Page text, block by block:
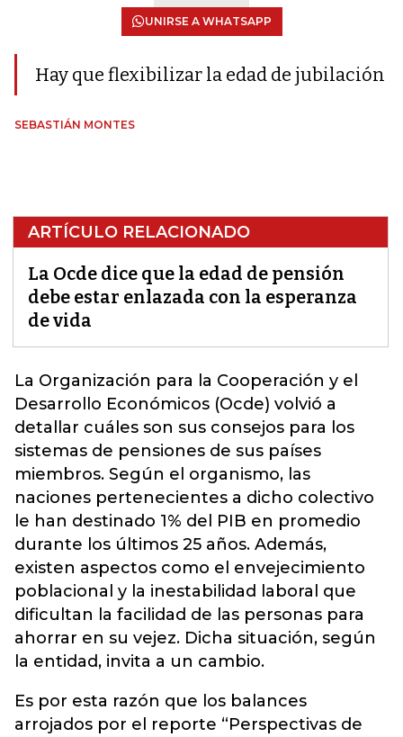
UNIRSE A WHATSAPP
Hay que flexibilizar la edad de jubilación
SEBASTIÁN MONTES
ARTÍCULO RELACIONADO
La Ocde dice que la edad de pensión
debe estar enlazada con la esperanza
de vida
La Organización para la Cooperación y el
Desarrollo Económicos (Ocde) volvió a
detallar cuáles son sus consejos para los
sistemas de pensiones de sus países
miembros. Según el organismo, las
naciones pertenecientes a dicho colectivo
le han destinado 1% del PIB en promedio
durante los últimos 25 años. Además,
existen aspectos como el envejecimiento
poblacional y la inestabilidad laboral que
dificultan la facilidad de las personas para
ahorrar en su vejez. Dicha situación, según
la entidad, invita a un cambio.
Es por esta razón que los balances
arrojados por el reporte “Perspectivas de